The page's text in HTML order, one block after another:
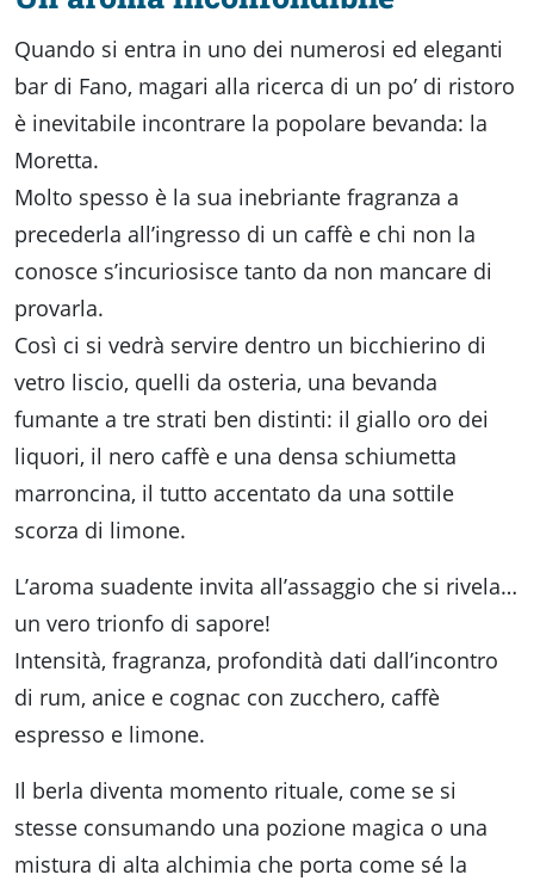
Accessibili
Quando si entra in uno dei numerosi ed eleganti
bar di Fano, magari alla ricerca di un po’ di ristoro
è inevitabile incontrare la popolare bevanda: la
Moretta.
Molto spesso è la sua inebriante fragranza a
precederla all’ingresso di un caffè e chi non la
conosce s’incuriosisce tanto da non mancare di
provarla.
Così ci si vedrà servire dentro un bicchierino di
vetro liscio, quelli da osteria, una bevanda
fumante a tre strati ben distinti: il giallo oro dei
liquori, il nero caffè e una densa schiumetta
marroncina, il tutto accentato da una sottile
scorza di limone.
L’aroma suadente invita all’assaggio che si rivela…
un vero trionfo di sapore!
Intensità, fragranza, profondità dati dall’incontro
di rum, anice e cognac con zucchero, caffè
espresso e limone.
Il berla diventa momento rituale, come se si
stesse consumando una pozione magica o una
mistura di alta alchimia che porta come sé la